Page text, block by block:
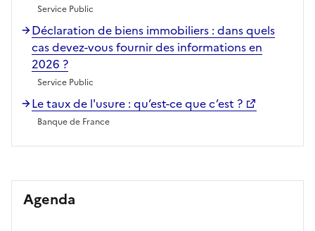
Service Public
Déclaration de biens immobiliers : dans quels
cas devez-vous fournir des informations en
2026 ?
Service Public
Le taux de l'usure : qu’est-ce que c’est ?
Banque de France
Agenda